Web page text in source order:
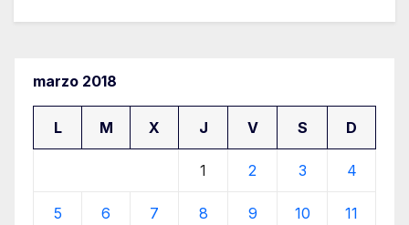
marzo 2018
L M X J V S D
1 2 3 4
5 6 7 8 9 10 11